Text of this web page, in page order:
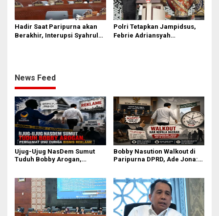
Hadir Saat Paripurna akan
Berakhir, Interupsi Syahrul
Polri Tetapkan Jampidsus,
Febrie Adriansyah
News Feed
Ujug-Ujug NasDem Sumut
Tuduh Bobby Arogan,
Bobby Nasution Walkout di
Paripurna DPRD, Ade Jona: